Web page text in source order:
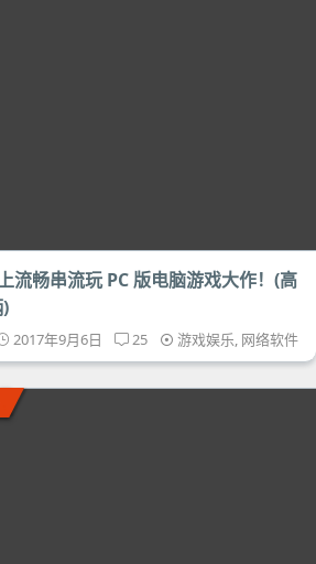
畅串流玩 PC 版电脑游戏大作！(高
2017年9月6日 25 游戏娱乐, 网络软件